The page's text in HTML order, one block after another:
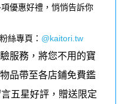
優惠好禮，悄悄告訴你
絲專頁 ： @kaitori.tw
服務，將您不用的寶
品帶至各店鋪免費鑑
言五星好評，贈送限定